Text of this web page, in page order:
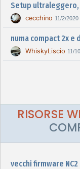
Setup
cecchino 11/2/2020
numa compact 2x e
WhiskyLiscio 11/
RISORSE
vecchi firmware NC2